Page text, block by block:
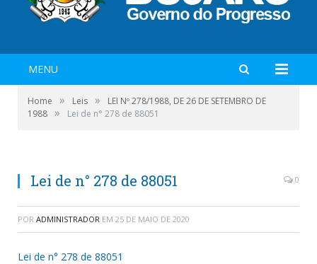
MENU
Home » Leis »
LEI Nº 278/1988, DE 26 DE SETEMBRO DE
1988 » Lei de n° 278 de 88051
Lei de n° 278 de 88051 0
POR ADMINISTRADOR EM 25 DE MAIO DE 2020
Lei de n° 278 de 88051